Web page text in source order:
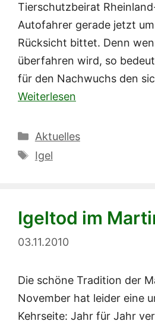
Tierschutzbeirat
Autofahrer gerade jetzt
Rücksicht bittet. Denn
überfahren wird, so
für den Nachwuchs den
Weiterlesen
Kategorien
Aktuelles
Schlagwörter
Igel
Igeltod im
03.11.2010
Die schöne Tradition der
November hat leider eine
Kehrseite: Jahr für Jahr